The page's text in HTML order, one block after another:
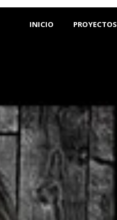
INICIO PROYECTOS